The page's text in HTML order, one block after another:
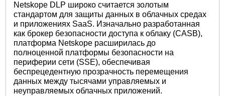
Netskope DLP широко считается золотым
стандартом для защиты данных в облачных средах
и приложениях SaaS. Изначально разработанная
как брокер безопасности доступа к облаку (CASB),
платформа Netskope расширилась до
полноценной платформы безопасности на
периферии сети (SSE), обеспечивая
беспрецедентную прозрачность перемещения
данных между тысячами управляемых и
неуправляемых облачных приложений.